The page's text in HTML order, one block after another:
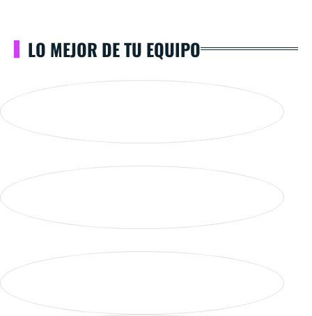
LO MEJOR DE TU EQUIPO